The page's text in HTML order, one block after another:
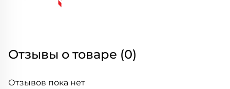
Отзывы о товаре (0)
Отзывов пока нет